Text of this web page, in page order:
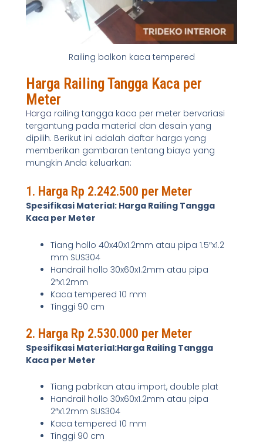
Railing balkon kaca tempered
Harga Railing Tangga Kaca per
Meter
Harga railing tangga kaca per meter bervariasi
tergantung pada material dan desain yang
dipilih. Berikut ini adalah daftar harga yang
memberikan gambaran tentang biaya yang
mungkin Anda keluarkan:
1. Harga Rp 2.242.500 per Meter
Spesifikasi Material: Harga Railing Tangga
Kaca per Meter
Tiang hollo 40x40x1.2mm atau pipa 1.5″x1.2
mm SUS304
Handrail hollo 30x60x1.2mm atau pipa
2″x1.2mm
Kaca tempered 10 mm
Tinggi 90 cm
2. Harga Rp 2.530.000 per Meter
Spesifikasi Material:Harga Railing Tangga
Kaca per Meter
Tiang pabrikan atau import, double plat
Handrail hollo 30x60x1.2mm atau pipa
2″x1.2mm SUS304
Kaca tempered 10 mm
Tinggi 90 cm